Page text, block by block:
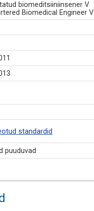
biomeditsiiniinsener V
Biomedical Engineer V
standardid
puuduvad